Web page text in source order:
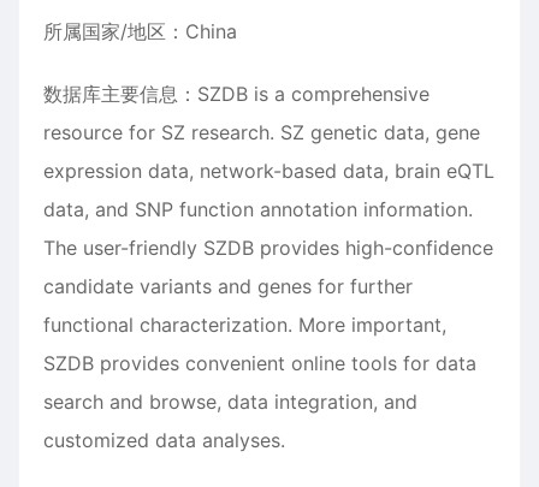
所属国家/地区：China
数据库主要信息：SZDB is a comprehensive
resource for SZ research. SZ genetic data, gene
expression data, network-based data, brain eQTL
data, and SNP function annotation information.
The user-friendly SZDB provides high-confidence
candidate variants and genes for further
functional characterization. More important,
SZDB provides convenient online tools for data
search and browse, data integration, and
customized data analyses.